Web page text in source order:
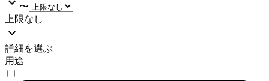
〜
上限なし
詳細を選ぶ
用途